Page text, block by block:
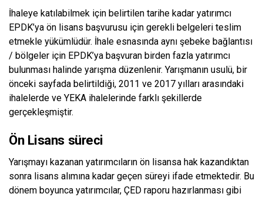
İhaleye katılabilmek için belirtilen tarihe kadar yatırımcı
EPDK’ya ön lisans başvurusu için gerekli belgeleri teslim
etmekle yükümlüdür. İhale esnasında aynı şebeke bağlantısı
/ bölgeler için EPDK’ya başvuran birden fazla yatırımcı
bulunması halinde yarışma düzenlenir. Yarışmanın usulü, bir
önceki sayfada belirtildiği, 2011 ve 2017 yılları arasındaki
ihalelerde ve YEKA ihalelerinde farklı şekillerde
gerçekleşmiştir.
Ön Lisans süreci
Yarışmayı kazanan yatırımcıların ön lisansa hak kazandıktan
sonra lisans alımına kadar geçen süreyi ifade etmektedir. Bu
dönem boyunca yatırımcılar, ÇED raporu hazırlanması gibi